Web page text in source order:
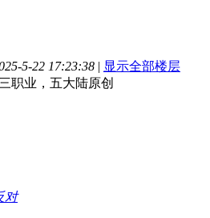
5-22 17:23:38 | 显示全部楼层
职业，五大陆原创
对